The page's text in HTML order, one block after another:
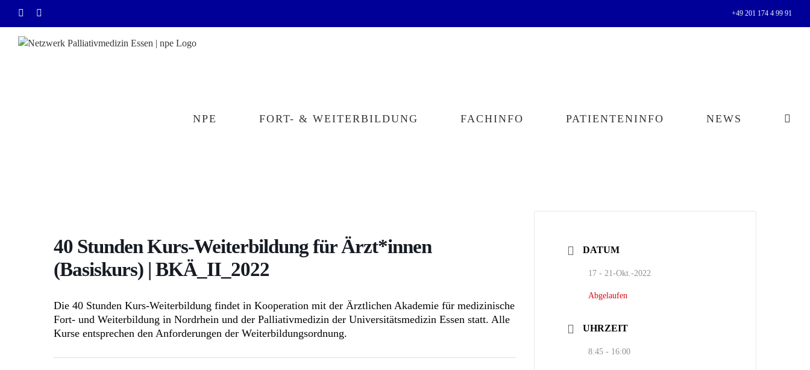
springen
+49 201 174 4 99 91
NPE FORT- & WEITERBILDUNG FACHINFO PATIENTENINFO NEWS
40 Stunden Kurs-Weiterbildung für Ärzt*innen
(Basiskurs) | BKÄ_II_2022
Die 40 Stunden Kurs-Weiterbildung findet in Kooperation mit der Ärztlichen Akademie für medizinische
Fort- und Weiterbildung in Nordrhein und der Palliativmedizin der Universitätsmedizin Essen statt. Alle
Kurse entsprechen den Anforderungen der Weiterbildungsordnung.
DATUM
17 - 21-Okt.-2022
Abgelaufen
UHRZEIT
8:45 - 16:00